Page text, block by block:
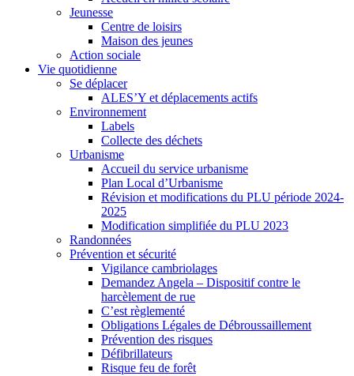
Jeunesse
Centre de loisirs
Maison des jeunes
Action sociale
Vie quotidienne
Se déplacer
ALES’Y et déplacements actifs
Environnement
Labels
Collecte des déchets
Urbanisme
Accueil du service urbanisme
Plan Local d’Urbanisme
Révision et modifications du PLU période 2024-
2025
Modification simplifiée du PLU 2023
Randonnées
Prévention et sécurité
Vigilance cambriolages
Demandez Angela – Dispositif contre le
harcèlement de rue
C’est règlementé
Obligations Légales de Débroussaillement
Prévention des risques
Défibrillateurs
Risque feu de forêt